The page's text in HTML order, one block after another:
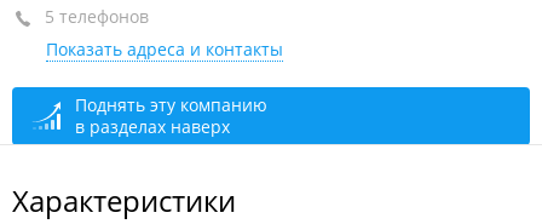
+7 (423) 265-06-88
сегодня закрыто
5 телефонов
Показать адреса и контакты
Поднять эту компанию
в разделах наверх
Характеристики